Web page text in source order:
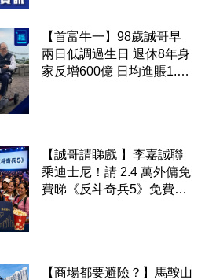
【首富牛一】98歲誠哥早
兩日低調過生日 退休8年身
家反增600億 日均進賬1.67
【誠哥請睇戲 】李嘉誠聯
乘迪士尼！請 2.4 萬外傭免
費睇《反斗奇兵5》免費包
【商場都要避險？】馬鞍山